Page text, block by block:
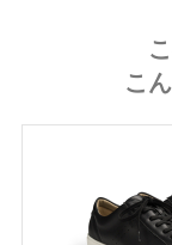
こ